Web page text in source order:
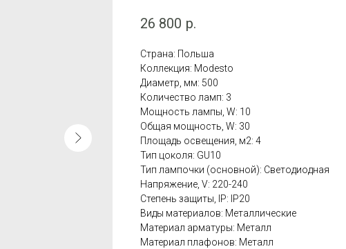
26 800 р.
Страна: Польша
Коллекция: Modesto
Диаметр, мм: 500
Количество ламп: 3
Мощность лампы, W: 10
Общая мощность, W: 30
Площадь освещения, м2: 4
Тип цоколя: GU10
Тип лампочки (основной): Светодиодная
Напряжение, V: 220-240
Степень защиты, IP: IP20
Виды материалов: Металлические
Материал арматуры: Металл
Материал плафонов: Металл